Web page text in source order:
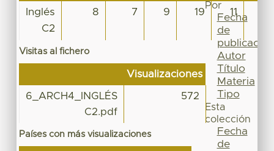
Inglés
C2
8 7 9 19 11
Visitas al fichero
Visualizaciones
6_ARCH4_INGLÉS
C2.pdf
572
Países con más visualizaciones
Por
Fecha
de
publicación
Autor
Título
Materia
Tipo
Esta
colección
Fecha
de